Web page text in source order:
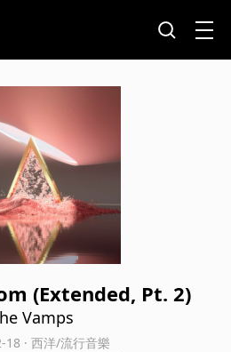
(Extended, Pt. 2)
Vamps
18 · 西洋/流行音樂